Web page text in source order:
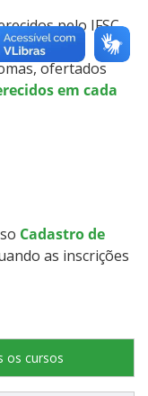
pelo IFSC.
ofertados
em cada
Cadastro de
as inscrições
os cursos